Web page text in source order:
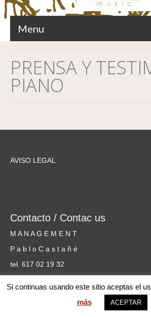
Menu
PRENSA Y
PIANO
AVISO LEGAL
Contacto / Contac us
M A N A G E M E N T
P a b l o C a s t a ñ é
tel. 617 02 19 32
web MARIA PILAR GARCÍA © 2026 Mentoring Music Matters
Si continuas usando este sitio aceptas el
más
ACEPTAR